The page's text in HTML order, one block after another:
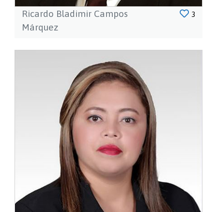
Ricardo Bladimir Campos
Márquez
3